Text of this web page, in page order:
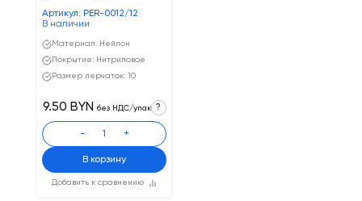
Артикул: PER-0012/12
В наличии
Материал: Нейлон
Покрытие: Нитриловое
Размер перчаток: 10
Добавить к сравнению
9.50 BYN без НДС/упак ?
- +
В корзину